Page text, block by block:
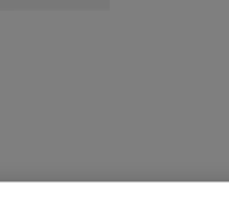
283,00 DKK